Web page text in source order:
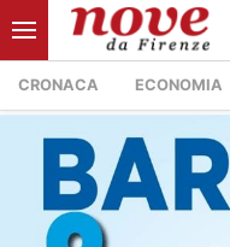
CRONACA ECONOMIA